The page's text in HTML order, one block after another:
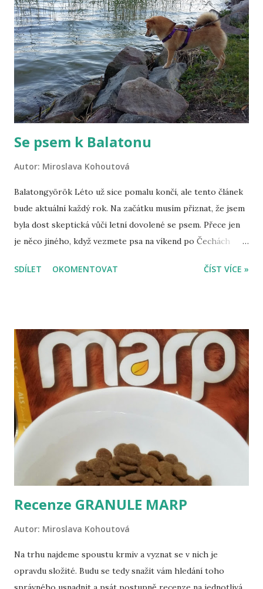
xkrát se vám vrátí. Šiba není klasický pes, je to snad jiný
živočišný druh. Je hrozně věrná, oddaná, ale přitom
maximálně samostatná. Ona pány svým způsobem
nepotřebuje, oni prostě potřebují ji. Je hodně klidná a
rozvážná. Prostě nad vším hrozně dlouho přemýšlí. Je
čistotná a tichá, takže ideální pes do bytu. Je shiba
vycvičitelný ...
Se psem k Balatonu
Autor: Miroslava Kohoutová
Balatongyörök Léto už sice pomalu končí, ale tento článek
bude aktuální každý rok. Na začátku musím přiznat, že jsem
byla dost skeptická vůči letní dovolené se psem. Přece jen
je něco jiného, když vezmete psa na víkend po Čechách
v našem případě k Balatonu. Zpětně ale musím říci, že jsem
se psem k Balatonu: Hrad Sümeg Zařiďte si cestovní pas
pro psa – zní to složitě, ale pas funguje jako očkovací
průkaz. Dojděte si ke svému veterináři, který vám pas
vystaví, a zároveň s tím psa naočkuje. Pokud tedy víte, že se
psem budete chtít někdy vycestovat, nechte mu pas vystavit
automaticky při očkování, protože jinak ho budete muset
přeočkovat, i když ještě jeho očkování bude v platnosti. Po
SDÍLET OKOMENTOVAT ČÍST VÍCE »
Recenze GRANULE MARP
Autor: Miroslava Kohoutová
Na trhu najdeme spoustu krmiv a vyznat se v nich je
opravdu složité. Budu se tedy snažit vám hledání toho